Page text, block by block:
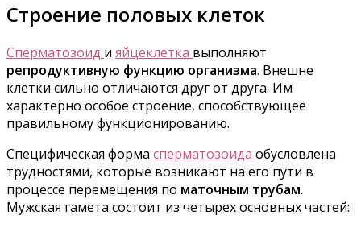
Строение половых клеток
Сперматозоид и яйцеклетка выполняют
репродуктивную функцию организма. Внешне
клетки сильно отличаются друг от друга. Им
характерно особое строение, способствующее
правильному функционированию.
Специфическая форма сперматозоида обусловлена
трудностями, которые возникают на его пути в
процессе перемещения по маточным трубам.
Мужская гамета состоит из четырех основных частей: